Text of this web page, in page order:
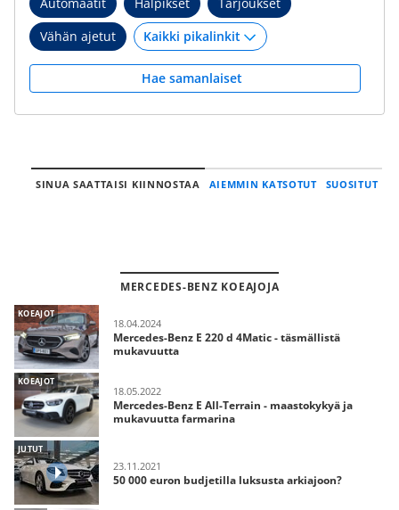
Vähän ajetut
Hae samanlaiset
SINUA SAATTAISI KIINNOSTAA AIEMMIN KATSOTUT SUOSITUT
MERCEDES-BENZ KOEAJOJA
KOEAJOT
18.04.2024
Mercedes-Benz E 220 d 4Matic - täsmällistä
mukavuutta
KOEAJOT
18.05.2022
Mercedes-Benz E All-Terrain - maastokykyä ja
mukavuutta farmarina
JUTUT
23.11.2021
50 000 euron budjetilla luksusta arkiajoon?